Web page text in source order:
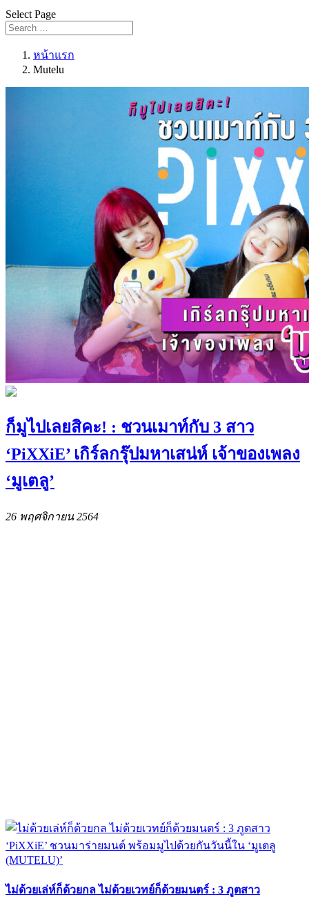
Select Page
หน้าแรก
Mutelu
ก็มูไปเลยสิคะ! : ชวนเมาท์กับ 3 สาว
‘PiXXiE’ เกิร์ลกรุ๊ปมหาเสน่ห์ เจ้าของเพลง
‘มูเตลู’
26 พฤศจิกายน 2564
ไม่ด้วยเล่ห์ก็ด้วยกล ไม่ด้วยเวทย์ก็ด้วยมนตร์ : 3 ภูตสาว